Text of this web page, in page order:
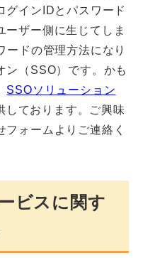
グインIDとパスワード
ーザー側に生じてしま
ードの管理方法になり
ン（SSO）です。かも
SSOソリューション
しております。ご興味
ォームよりご連絡く
ビスに関す